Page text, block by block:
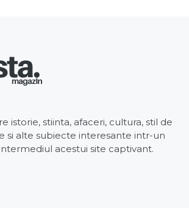
istorie, stiinta, afaceri, cultura, stil de
si alte subiecte interesante intr-un
acestui site captivant.